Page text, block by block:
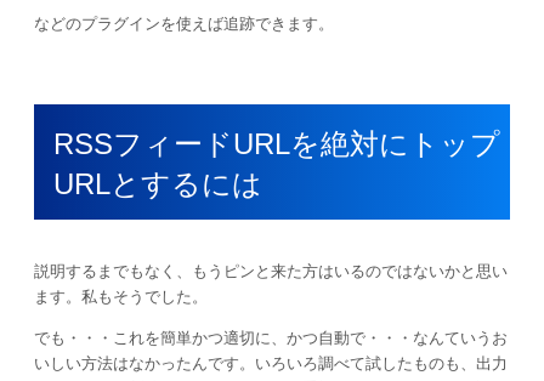
などのプラグインを使えば追跡できます。
RSSフィードURLを絶対にトップ
URLとするには
説明するまでもなく、もうピンと来た方はいるのではないかと思い
ます。私もそうでした。
でも・・・これを簡単かつ適切に、かつ自動で・・・なんていうお
いしい方法はなかったんです。いろいろ調べて試したものも、出力